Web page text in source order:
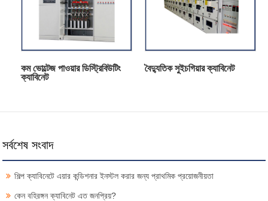
কম ভোল্টেজ পাওয়ার ডিস্ট্রিবিউটিং
ক্যাবিনেট
বৈদ্যুতিক সুইচগিয়ার ক্যাবিনেট
সর্বশেষ সংবাদ
শিল্প ক্যাবিনেটে এয়ার কন্ডিশনার ইনস্টল করার জন্য প্রাথমিক প্রয়োজনীয়তা
কেন বহিরঙ্গন ক্যাবিনেট এত জনপ্রিয়?